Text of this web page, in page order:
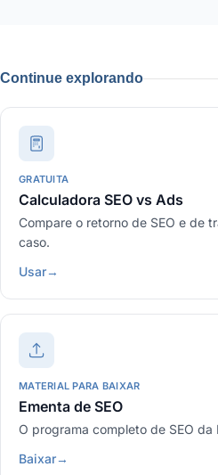
Continue explorando
GRATUITA
Calculadora SEO vs Ads
Compare o retorno de SEO e de
caso.
Usar→
MATERIAL PARA BAIXAR
Ementa de SEO
O programa completo de SEO
Baixar→